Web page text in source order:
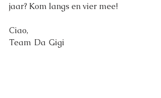
jaar? Kom langs en vier mee!
Ciao,
Team  Da  Gigi